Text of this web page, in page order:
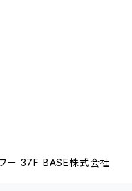
ー 37F BASE株式会社